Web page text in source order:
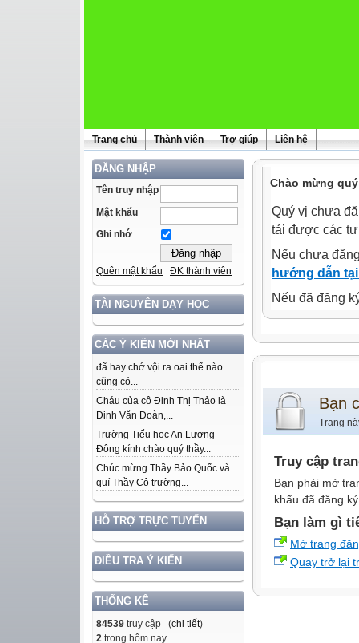
Trang chủ Thành viên Trợ giúp Liên hệ
ĐĂNG NHẬP
Tên truy nhập
Mật khẩu
Ghi nhớ
Quên mật khẩu ĐK thành viên
TÀI NGUYÊN DẠY HỌC
CÁC Ý KIẾN MỚI NHẤT
đã hay chớ vội ra oai thế nào
cũng có...
Cháu của cô Đinh Thị Thảo là
Đinh Văn Đoàn,...
Trường Tiểu học An Lương
Đông kính chào quý thầy...
Chúc mừng Thầy Bảo Quốc và
quí Thầy Cô trường...
HỖ TRỢ TRỰC TUYẾN
ĐIỀU TRA Ý KIẾN
THỐNG KÊ
84539 truy cập (chi tiết)
2 trong hôm nay
Chào mừng
Quý vị chưa
tải được các
Nếu chưa
hướng dẫn
Nếu đã đăng
Bạn
Trang
Truy cập
Bạn phải mở
khẩu đã đăng
Bạn làm gì
Mở trang
Quay trở lại